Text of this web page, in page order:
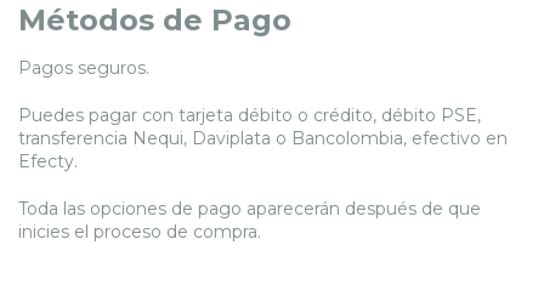
Métodos de Pago
Pagos seguros.
Puedes pagar con tarjeta débito o crédito, débito PSE,
transferencia Nequi, Daviplata o Bancolombia, efectivo en
Efecty.
Toda las opciones de pago aparecerán después de que
inicies el proceso de compra.